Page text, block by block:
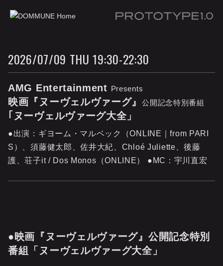
2026/07/09 THU 19:30-22:30
AMG Entertainment Presents
映画『ヌーヴェルヴァーグ』公開記念特別番組
｢ヌーヴェルヴァーグ大全」
●出演：ギヨーム・マルベック（ONLINE｜from PARI
S）、須藤健太郎、佐井大紀、Chloé Juliette、後藤
護、荘子it / Dos Monos（ONLINE） ●MC：宇川直宏
●映画『ヌーヴェルヴァーグ』公開記念特別
番組「ヌーヴェルヴァーグ大全」